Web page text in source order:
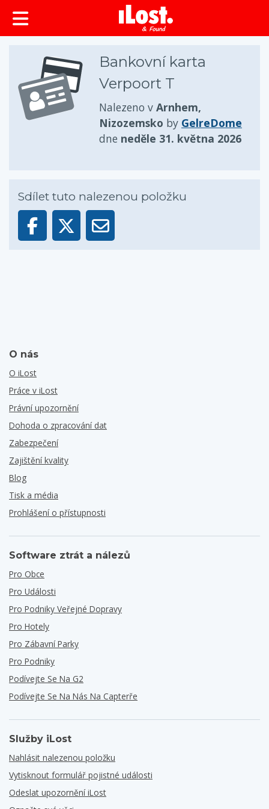
obsah
Bankovní karta
Verpoort T
Nalezeno v Arnhem,
Nizozemsko by GelreDome
dne neděle 31. května 2026
Sdílet tuto nalezenou položku
O nás
O iLost
Práce v iLost
Právní upozornění
Dohoda o zpracování dat
Zabezpečení
Zajištění kvality
Blog
Tisk a média
Prohlášení o přístupnosti
Software ztrát a nálezů
Pro Obce
Pro Události
Pro Podniky Veřejné Dopravy
Pro Hotely
Pro Zábavní Parky
Pro Podniky
Podívejte Se Na G2
Podívejte Se Na Nás Na Capterře
Služby iLost
Nahlásit nalezenou položku
Vytisknout formulář pojistné události
Odeslat upozornění iLost